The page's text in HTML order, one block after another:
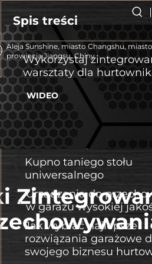
Aleja Sunshine, miasto Changshu,
prowincja Jiangsu, Chiny
WIDEO
Spis treści
Wykorzystaj
warsztaty dla
celu zwiększenia
produktywności
Dlaczego nabywcy
powinni wybrać opcje
warsztatowych na
Kupno taniego stołu
uniwersalnego
Urządzenia do
w garażu wysokiej
Jak wybrać najlepsze
rozwiązania garażowe
swojego biznesu